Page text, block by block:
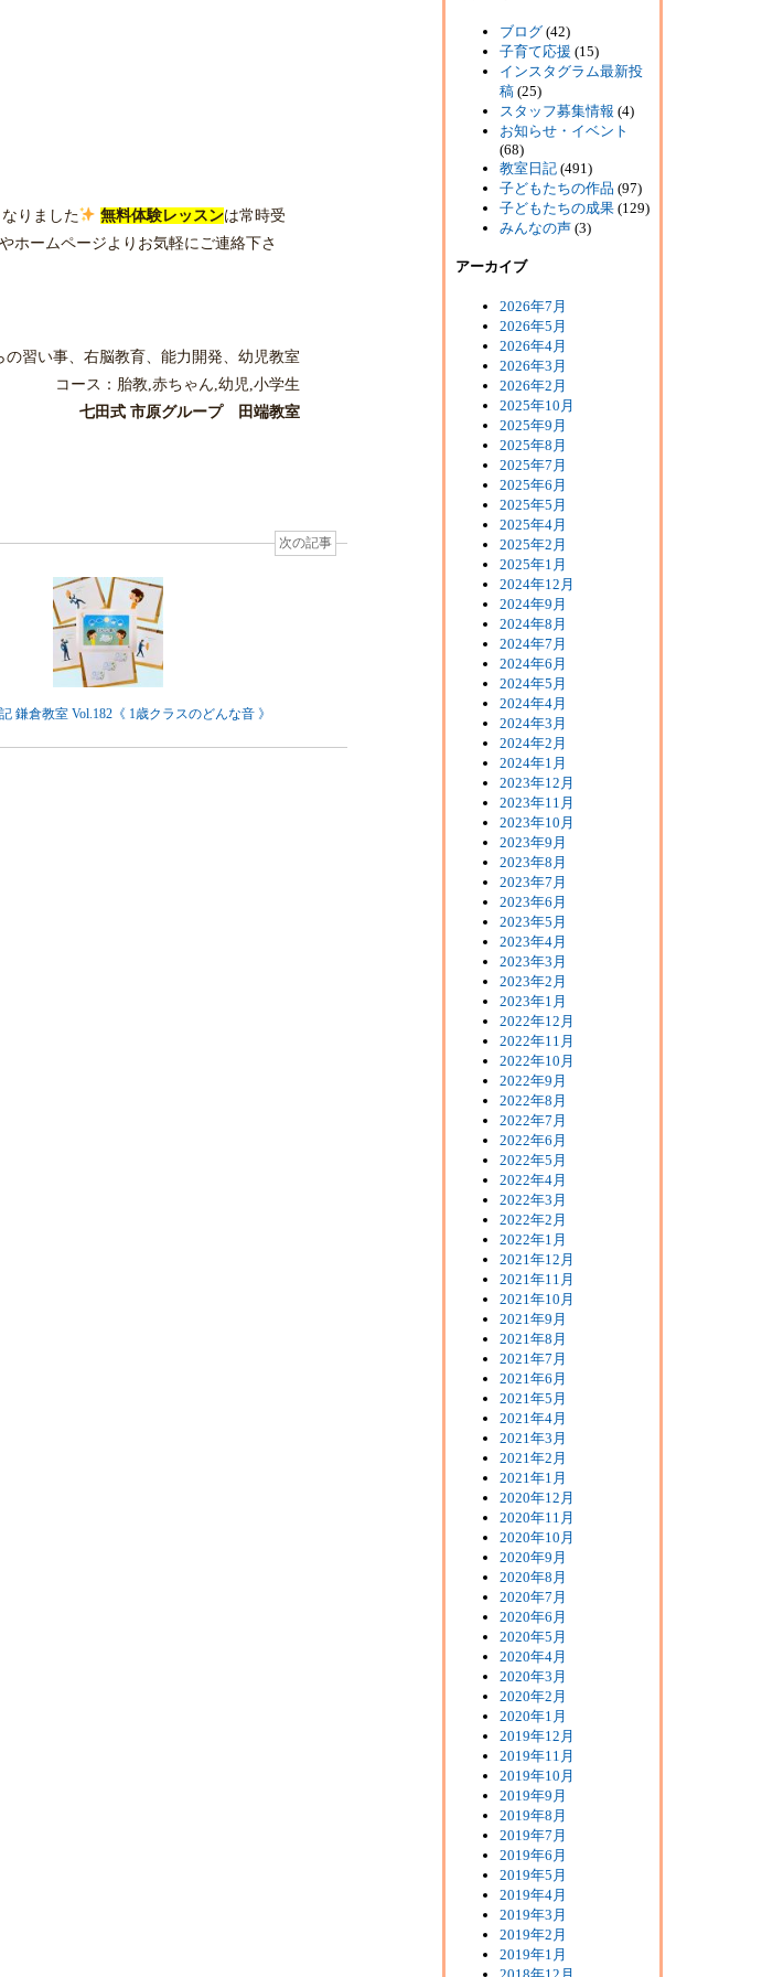
ブログ (42)
子育て応援 (15)
インスタグラム最新投
稿 (25)
スタッフ募集情報 (4)
お知らせ・イベント
(68)
教室日記 (491)
子どもたちの作品 (97)
子どもたちの成果 (129)
みんなの声 (3)
アーカイブ
2026年7月
2026年5月
2026年4月
2026年3月
2026年2月
2025年10月
2025年9月
2025年8月
2025年7月
2025年6月
2025年5月
2025年4月
2025年2月
2025年1月
2024年12月
2024年9月
2024年8月
2024年7月
2024年6月
2024年5月
2024年4月
2024年3月
2024年2月
2024年1月
2023年12月
2023年11月
2023年10月
2023年9月
2023年8月
2023年7月
2023年6月
2023年5月
2023年4月
2023年3月
2023年2月
2023年1月
2022年12月
2022年11月
2022年10月
2022年9月
2022年8月
2022年7月
2022年6月
2022年5月
2022年4月
2022年3月
2022年2月
2022年1月
2021年12月
2021年11月
2021年10月
2021年9月
2021年8月
2021年7月
2021年6月
2021年5月
2021年4月
2021年3月
2021年2月
2021年1月
2020年12月
2020年11月
2020年10月
2020年9月
2020年8月
2020年7月
2020年6月
2020年5月
2020年4月
2020年3月
2020年2月
2020年1月
2019年12月
2019年11月
2019年10月
2019年9月
2019年8月
2019年7月
2019年6月
2019年5月
2019年4月
2019年3月
2019年2月
2019年1月
りました 無料体験レッスンは常時受
ホームページよりお気軽にご連絡下さ
の習い事、右脳教育、能力開発、幼児教室
コース：胎教,赤ちゃん,幼児,小学生
七田式 市原グループ 田端教室
次の記事
鎌倉教室 Vol.182《 1歳クラスのどんな音 》